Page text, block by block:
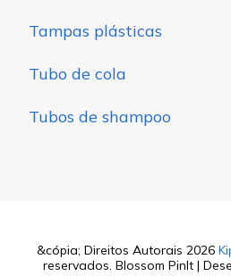
Tampas plásticas
Tubo de cola
Tubos de shampoo
&cópia; Direitos Autorais 2026
reservados. Blossom PinIt |